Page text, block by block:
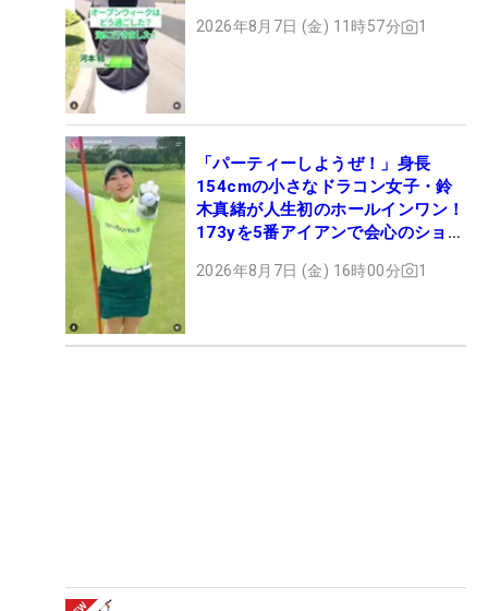
2026年8月7日 (金) 11時57分 1
「パーティーしようぜ！」身長
154cmの小さなドラコン女子・鈴
木真緒が人生初のホールインワン！
173yを5番アイアンで会心のショッ
2026年8月7日 (金) 16時00分 1